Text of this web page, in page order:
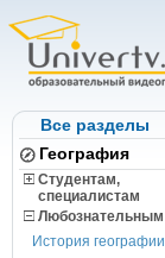
Все разделы
География
Студентам,
cпециалистам
Любознательным
История географии